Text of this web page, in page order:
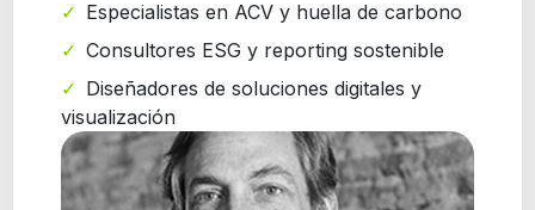
Especialistas en ACV y huella de carbono
Consultores ESG y reporting sostenible
Diseñadores de soluciones digitales y
visualización